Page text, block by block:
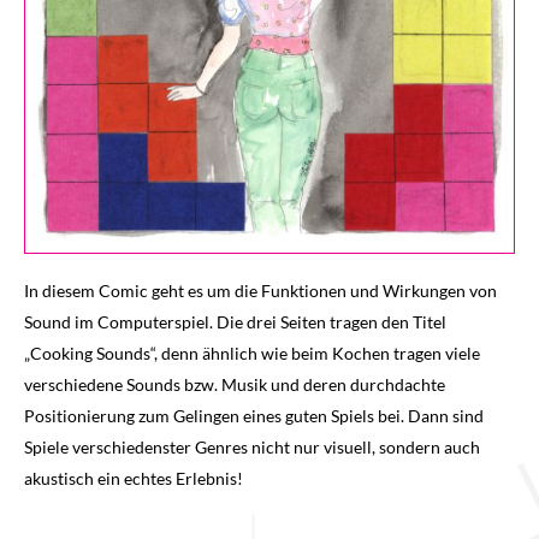
In diesem Comic geht es um die Funktionen und Wirkungen von
Sound im Computerspiel. Die drei Seiten tragen den Titel
„Cooking Sounds“, denn ähnlich wie beim Kochen tragen viele
verschiedene Sounds bzw. Musik und deren durchdachte
Positionierung zum Gelingen eines guten Spiels bei. Dann sind
Spiele verschiedenster Genres nicht nur visuell, sondern auch
akustisch ein echtes Erlebnis!